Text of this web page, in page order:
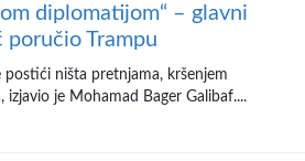
diplomatijom“ – glavni
poručio Trampu
ništa pretnjama, kršenjem
izjavio je Mohamad Bager Galibaf....